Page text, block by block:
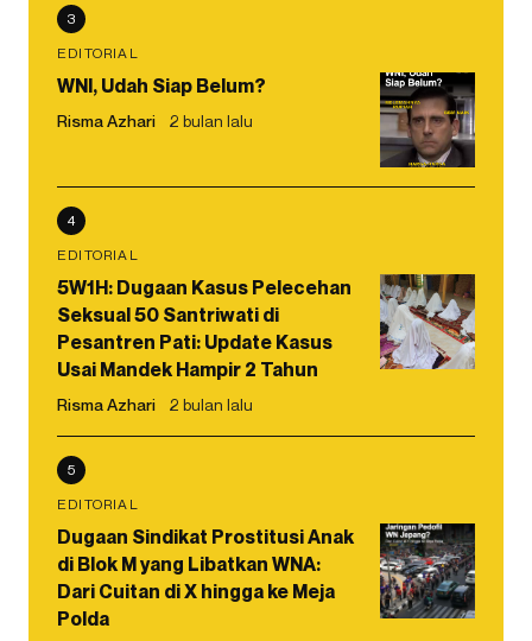
3
EDITORIAL
WNI, Udah Siap Belum?
Risma Azhari 2 bulan lalu
4
EDITORIAL
5W1H: Dugaan Kasus Pelecehan
Seksual 50 Santriwati di
Pesantren Pati: Update Kasus
Usai Mandek Hampir 2 Tahun
Risma Azhari 2 bulan lalu
5
EDITORIAL
Dugaan Sindikat Prostitusi Anak
di Blok M yang Libatkan WNA:
Dari Cuitan di X hingga ke Meja
Polda